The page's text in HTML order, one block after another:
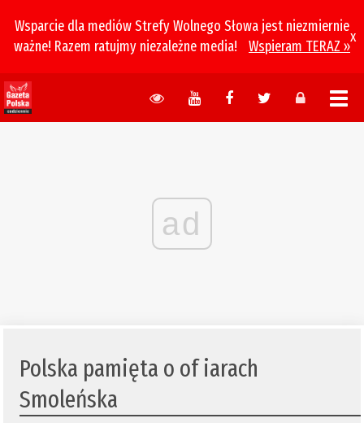
Wsparcie dla mediów Strefy Wolnego Słowa jest niezmiernie
ważne! Razem ratujmy niezależne media!
Wspieram TERAZ »
x
ad
Polska pamięta o of iarach
Smoleńska